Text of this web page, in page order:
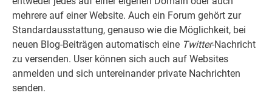
mehrere auf einer Website. Auch ein Forum gehört zur
Standardausstattung, genauso wie die Möglichkeit, bei
neuen Blog-Beiträgen automatisch eine Twitter-Nachricht
zu versenden. User können sich auch auf Websites
anmelden und sich untereinander private Nachrichten
senden.